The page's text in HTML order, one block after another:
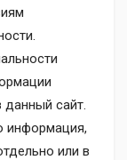
данный сайт.
информация,
или в